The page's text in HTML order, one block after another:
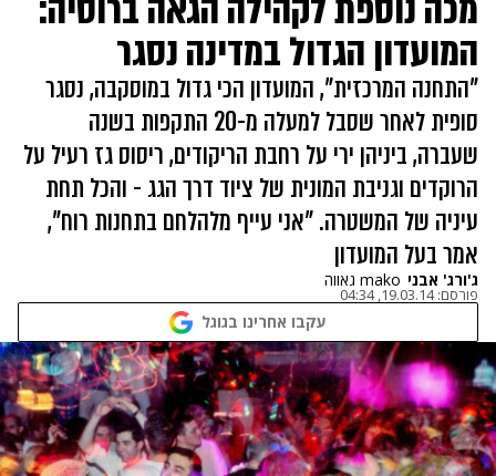
המועדון הגדול במדינה נסגר
"התחנה המרכזית", המועדון הכי גדול במוסקבה, נסגר
סופית לאחר שסבל למעלה מ-20 התקפות בשנה
שעברה, ביניהן ירי על רחבת הריקודים, ריסוס גז רעיל על
הרוקדים וגניבת המונית של ציוד דרך הגג - והכל תחת
עיניה של המשטרה. "אני עייף מלהלחם בתחנות רוח",
אמר בעל המועדון
ג'ורג' אבני mako גאווה
פורסם:19.03.14, 04:34
עקבו אחרינו בגוגל